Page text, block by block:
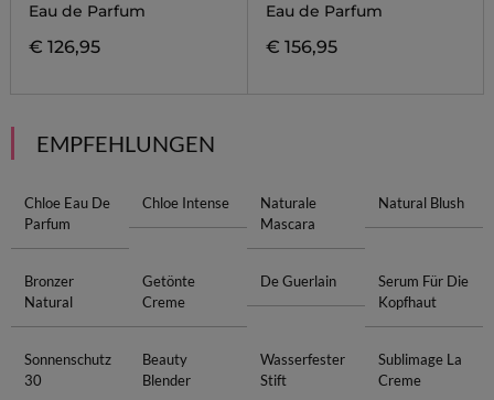
Eau de Parfum
€ 126,95
Eau de Parfum
€ 156,95
EMPFEHLUNGEN
Chloe Eau De
Parfum
Chloe Intense
Naturale
Mascara
Natural Blush
Bronzer
Natural
Getönte
Creme
De Guerlain
Serum Für Die
Kopfhaut
Sonnenschutz
30
Beauty
Blender
Wasserfester
Stift
Sublimage La
Creme